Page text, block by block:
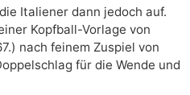
Italiener dann jedoch auf.
Kopfball-Vorlage von
nach feinem Zuspiel von
für die Wende und